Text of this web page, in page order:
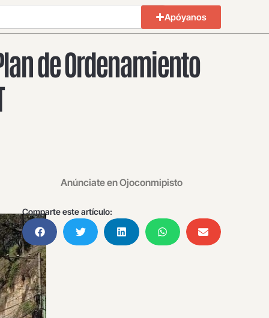
Apóyanos
de Ordenamiento
Anúnciate en Ojoconmipisto
Comparte este artículo: